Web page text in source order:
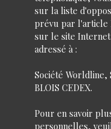
sur la liste
prévu par l'article
sur le site
adressé à :
Société Worldline,
BLOIS CEDEX.
Pour en savoir
personnelles,